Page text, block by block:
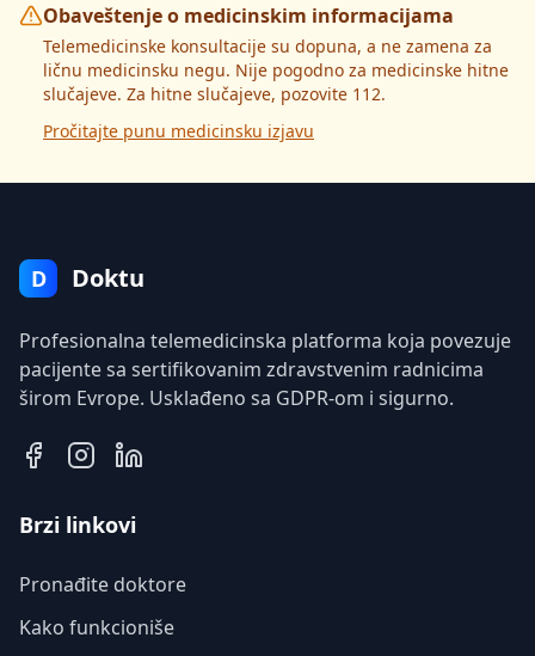
Obaveštenje o medicinskim informacijama
Telemedicinske konsultacije su dopuna, a ne zamena za
ličnu medicinsku negu. Nije pogodno za medicinske hitne
slučajeve. Za hitne slučajeve, pozovite 112.
Pročitajte punu medicinsku izjavu
D Doktu
Profesionalna telemedicinska platforma koja povezuje
pacijente sa sertifikovanim zdravstvenim radnicima
širom Evrope. Usklađeno sa GDPR-om i sigurno.
Brzi linkovi
Pronađite doktore
Kako funkcioniše